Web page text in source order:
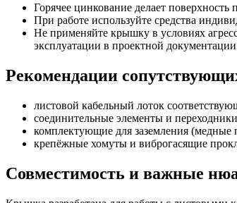
Горячее цинкование делает
При работе используйте средства
Не применяйте крышку в условиях
эксплуатации в проектной
Рекомендации
листовой кабельный лоток
соединительные элементы и
комплектующие для заземления (медные
крепёжные хомуты и виброгасящие
Совместимость и важные